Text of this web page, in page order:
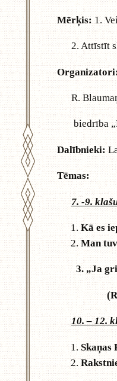
Mērķis:1.
2. Attīstīt
Organizatori:
R.
biedrība
Dalībnieki:
Tēmas:
7. -9.
Kā es
Man
3. „Ja
(R.
10. – 12.
Skaņas